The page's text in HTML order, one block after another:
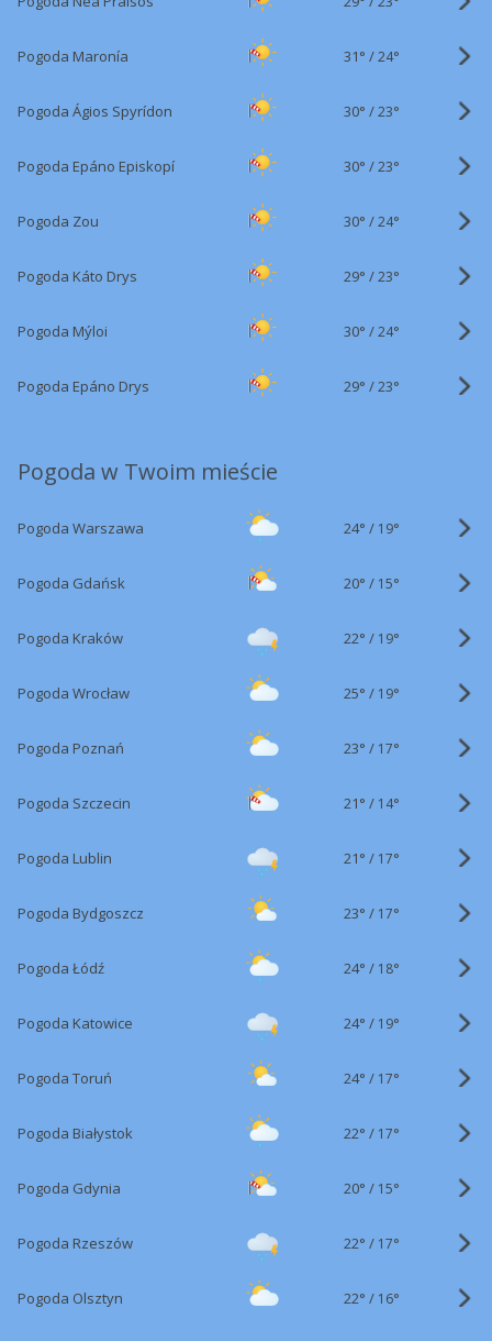
Pogoda Maronía 31° /24°
Pogoda Ágios Spyrídon 30° /23°
Pogoda Epáno Episkopí 30° /23°
Pogoda Zou 30° /24°
Pogoda Káto Drys 29° /23°
Pogoda Mýloi 30° /24°
Pogoda Epáno Drys 29° /23°
Pogoda w Twoim mieście
Pogoda Warszawa 24° / 19°
Pogoda Gdańsk 20° / 15°
Pogoda Kraków 22° / 19°
Pogoda Wrocław 25° / 19°
Pogoda Poznań 23° / 17°
Pogoda Szczecin 21° / 14°
Pogoda Lublin 21° / 17°
Pogoda Bydgoszcz 23° / 17°
Pogoda Łódź 24° / 18°
Pogoda Katowice 24° / 19°
Pogoda Toruń 24° / 17°
Pogoda Białystok 22° / 17°
Pogoda Gdynia 20° / 15°
Pogoda Rzeszów 22° / 17°
Pogoda Olsztyn 22° / 16°